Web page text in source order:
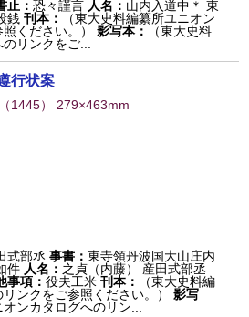
止：恐々謹言 人名： 山内入道中＊ 東
銭 刊本：
（東大史料編纂所ユニオン
ください。）
影写本：
（東大史料
リンクをご...
行状案
（1445） 279×463mm
式部丞 事書：東寺領丹波国大山庄内
件 人名： 之貞（内藤） 産田式部丞
事項：役夫工米 刊本：
（東大史料編
ンクをご参照ください。）
影写
ンカタログへのリン...